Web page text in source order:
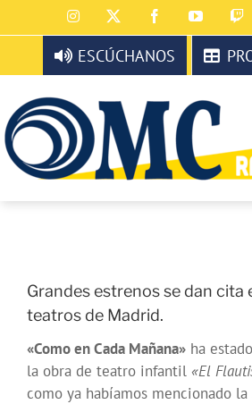
al
contenido
Instagram FacebookYouTube
ESCÚCHANOS
Grandes estrenos se dan cita
teatros de Madrid.
«Como en Cada Mañana» ha
la obra de teatro infantil «El
como ya habíamos mencionado la